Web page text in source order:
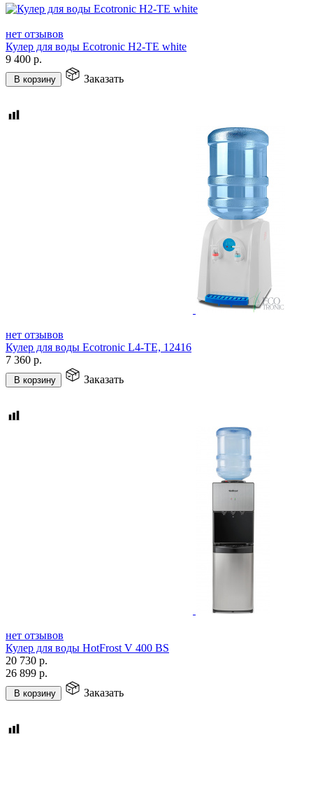
нет отзывов
Кулер для воды Ecotronic H2-TE white
9 400 р.
В корзину Заказать
нет отзывов
Кулер для воды Ecotronic L4-TE, 12416
7 360 р.
В корзину Заказать
нет отзывов
Кулер для воды HotFrost V 400 BS
20 730 р.
26 899 р.
В корзину Заказать